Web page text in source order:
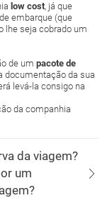
low cost, já que
embarque (que
lhe seja cobrado um
de um pacote de
documentação da sua
levá-la consigo na
da companhia
da viagem?
um